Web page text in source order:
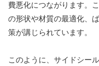
費悪化につながります。
の形状や材質の最適化、
策が講じられています。
このように、サイドシー